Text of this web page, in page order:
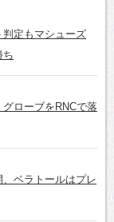
判定もマシューズ
ち
グローブをRNCで落
ベラトールはプレ